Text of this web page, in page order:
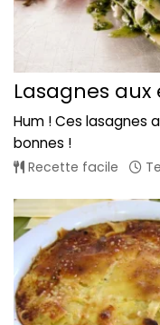
Lasagnes
Hum ! Ces lasagnes
bonnes !
Recette facile